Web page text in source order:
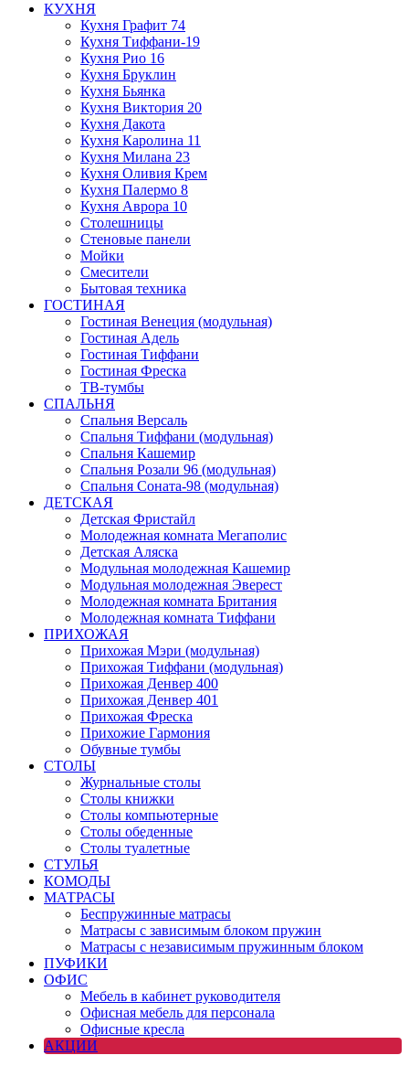
КУХНЯ
Кухня Графит 74
Кухня Тиффани-19
Кухня Рио 16
Кухня Бруклин
Кухня Бьянка
Кухня Виктория 20
Кухня Дакота
Кухня Каролина 11
Кухня Милана 23
Кухня Оливия Крем
Кухня Палермо 8
Кухня Аврора 10
Столешницы
Стеновые панели
Мойки
Смесители
Бытовая техника
ГОСТИНАЯ
Гостиная Венеция (модульная)
Гостиная Адель
Гостиная Тиффани
Гостиная Фреска
ТВ-тумбы
СПАЛЬНЯ
Спальня Версаль
Спальня Тиффани (модульная)
Спальня Кашемир
Спальня Розали 96 (модульная)
Спальня Соната-98 (модульная)
ДЕТСКАЯ
Детская Фристайл
Молодежная комната Мегаполис
Детская Аляска
Модульная молодежная Кашемир
Модульная молодежная Эверест
Молодежная комната Британия
Молодежная комната Тиффани
ПРИХОЖАЯ
Прихожая Мэри (модульная)
Прихожая Тиффани (модульная)
Прихожая Денвер 400
Прихожая Денвер 401
Прихожая Фреска
Прихожие Гармония
Обувные тумбы
СТОЛЫ
Журнальные столы
Столы книжки
Столы компьютерные
Столы обеденные
Столы туалетные
СТУЛЬЯ
КОМОДЫ
МАТРАСЫ
Беспружинные матрасы
Матрасы с зависимым блоком пружин
Матрасы с независимым пружинным блоком
ПУФИКИ
ОФИС
Мебель в кабинет руководителя
Офисная мебель для персонала
Офисные кресла
АКЦИИ